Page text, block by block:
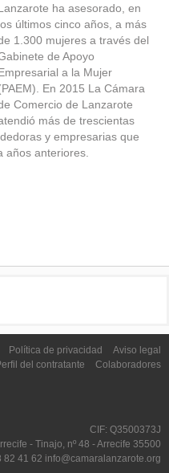
ha asesorado, en
últimos cinco años, a más
1.300 mujeres a través del
de Apoyo
a la Mujer
En 2015 La Cámara
Comercio de Lanzarote
más de trescientas
y empresarias que
años anteriores.
Política de privacidad
Aviso legal
del contratante Colaboradores
CIF: Q3500373J
- Tinajo, nº 48 - Arrecife 35500
82 41 62 info@camaralanzarote.org